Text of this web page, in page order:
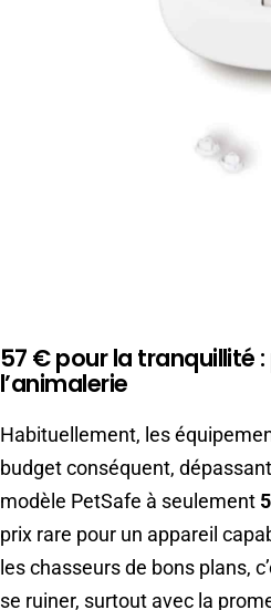
57 € pour la tranquillité
l’animalerie
Habituellement, les
budget conséquent,
modèle PetSafe à seulement
prix rare pour un appareil
les chasseurs de bons plans,
se ruiner, surtout avec la